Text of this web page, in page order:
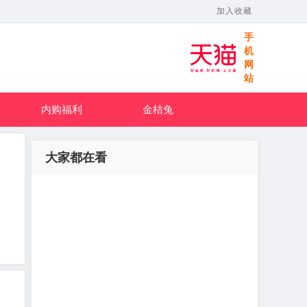
加入收藏
手
机
网
站
内购福利 金桔兔
大家都在看